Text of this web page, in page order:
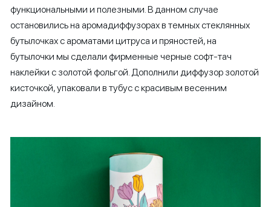
функциональными и полезными. В данном случае
остановились на аромадиффузорах в темных стеклянных
бутылочках с ароматами цитруса и пряностей, на
бутылочки мы сделали фирменные черные софт-тач
наклейки с золотой фольгой. Дополнили диффузор золотой
кисточкой, упаковали в тубус с красивым весенним
дизайном.